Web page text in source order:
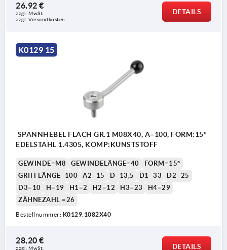
1) Kegelkuppe DIN EN ISO 4753
26,92 €
zzgl. MwSt.
zzgl. Versandkosten
DETAILS
K0129 15
SPANNHEBEL FLACH GR.1 M08X40, A=100, FORM:15°
EDELSTAHL 1.4305, KOMP:KUNSTSTOFF
GEWINDE=M8 GEWINDELÄNGE=40
FORM=15°
GRIFFLÄNGE=100
A2=15 D=13,5 D1=33
D2=25
D3=10
H=19 H1=2 H2=12 H3=23
H4=29
ZÄHNEZAHL =26
Bestellnummer: K0129.1082X40
28,20 €
zzgl. MwSt. DETAILS